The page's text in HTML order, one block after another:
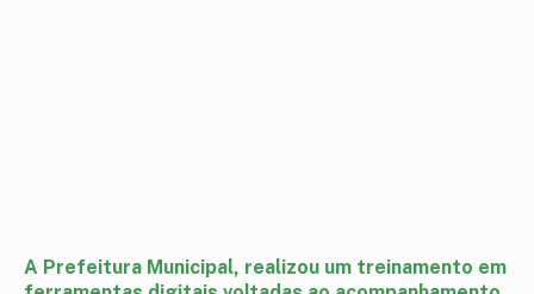
A Prefeitura Municipal, realizou um treinamento em